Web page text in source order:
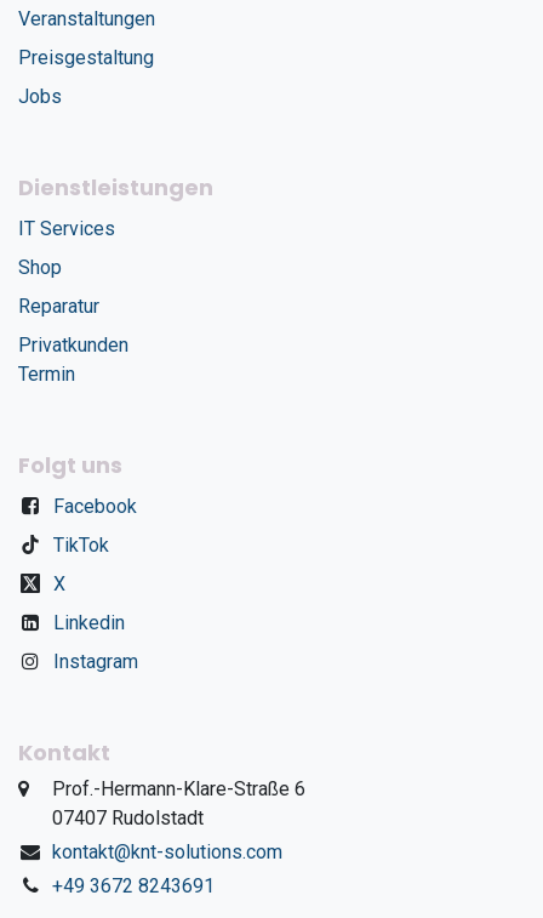
Veranstaltungen
Preisgestaltung
Jobs
Dienstleistungen
IT Services
Shop
Reparatur
Privatkunden
Termin
Folgt uns
Facebook
TikTok
X
Linkedin
Instagram
Kontakt
​Prof.-Hermann-Klare-Straße 6
​07407 Rudolstadt
kontakt@knt-solutions.com
+49 3672 8243691